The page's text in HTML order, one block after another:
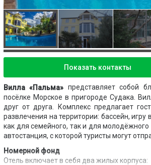
Показать контакты
Вилла «Пальма» представляет собой
посёлке Морское в пригороде Судака.
друг от друга. Комплекс предлагает
развлечения на территории: бассейн,
как для семейного, так и для
автостанция, с которой туристы могут
Номерной фонд
Отель включает в себя два жилых корпуса: